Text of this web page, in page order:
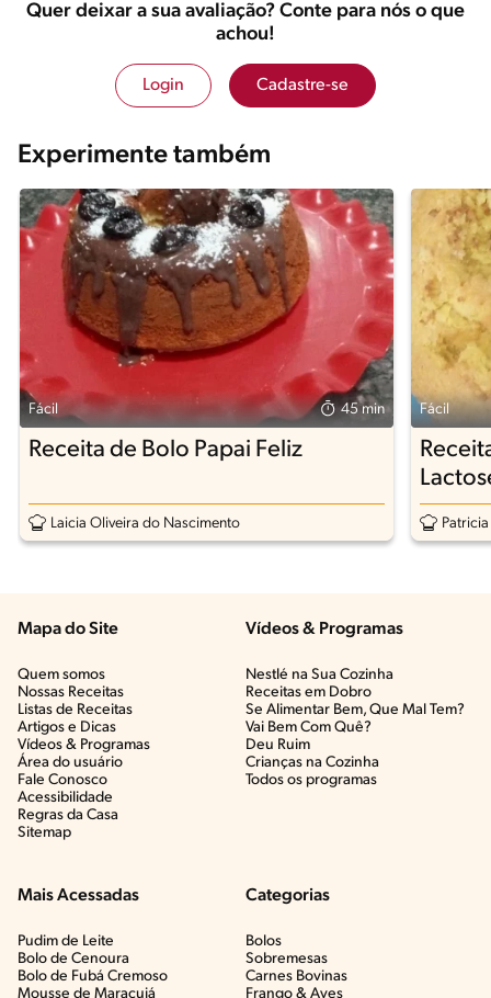
Quer deixar a sua avaliação? Conte para nós o que
achou!
Login Cadastre-se
Experimente também
Fácil 45 min
Receita de Bolo Papai Feliz
Laicia Oliveira do Nascimento
Fácil
Mapa do Site
Quem somos
Nossas Receitas
Listas de Receitas​
Artigos e Dicas​
Vídeos & Programas​
Área do usuário
Fale Conosco
Acessibilidade
Regras da Casa
Sitemap
Vídeos & Programas​
Nestlé na Sua Cozinha
Receitas em Dobro
Se Alimentar Bem, Que Mal Tem?​
Vai Bem Com Quê?​
Deu Ruim​
Crianças na Cozinha​
Todos os programas
Mais Acessadas
Pudim de Leite
Bolo de Cenoura
Bolo de Fubá Cremoso
Mousse de Maracujá
Categorias
Bolos
Sobremesas
Carnes Bovinas​
Frango & Aves​